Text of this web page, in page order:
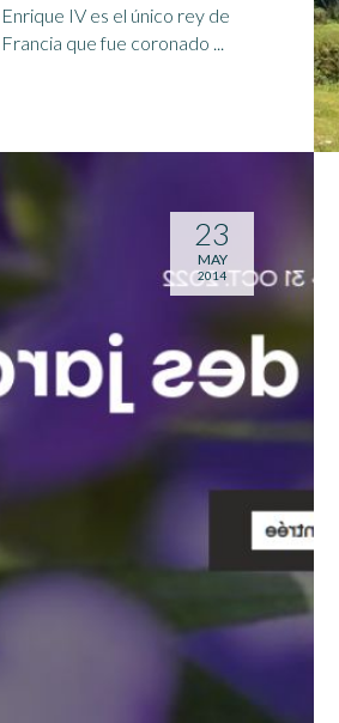
Enrique IV es el único rey de
Francia que fue coronado ...
23
MAY
2014